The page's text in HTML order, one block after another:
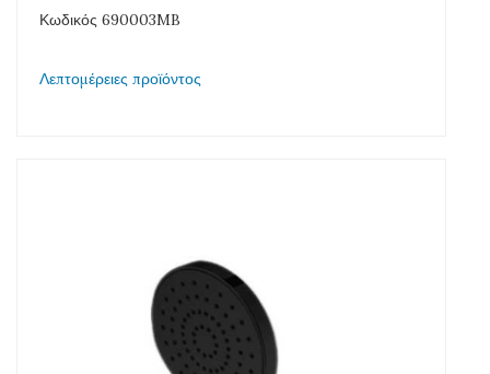
Κωδικός 690003MB
Λεπτομέρειες προϊόντος